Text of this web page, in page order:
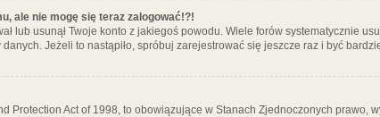
ale nie mogę się teraz zalogować!?!
lub usunął Twoje konto z jakiegoś powodu. Wiele forów systematycznie
Jeżeli to nastąpiło, spróbuj zarejestrować się jeszcze raz i być
Protection Act of 1998, to obowiązujące w Stanach Zjednoczonych prawo,